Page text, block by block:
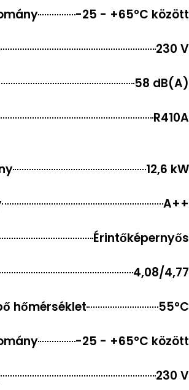
-25 - +65°C között
230 V
58 dB(A)
R410A
12,6 kW
A++
Érintőképernyős
4,08/4,77
hőmérséklet 55°C
-25 - +65°C között
230 V